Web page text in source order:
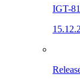
IGT-